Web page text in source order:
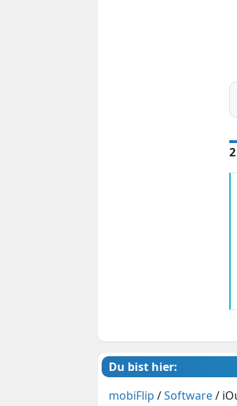
Du bist hier:
mobiFlip /Software/